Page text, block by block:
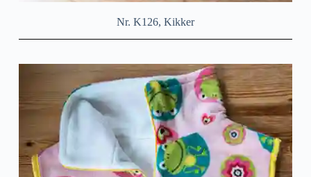
Nr. K126, Kikker